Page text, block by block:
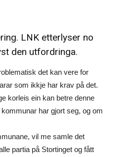
LNK etterlyser no
den utfordringa.
det kan vere for
som ikkje har krav på det.
korleis ein kan betre denne
har gjort seg, og om
vil me samle det
partia på Stortinget og fått